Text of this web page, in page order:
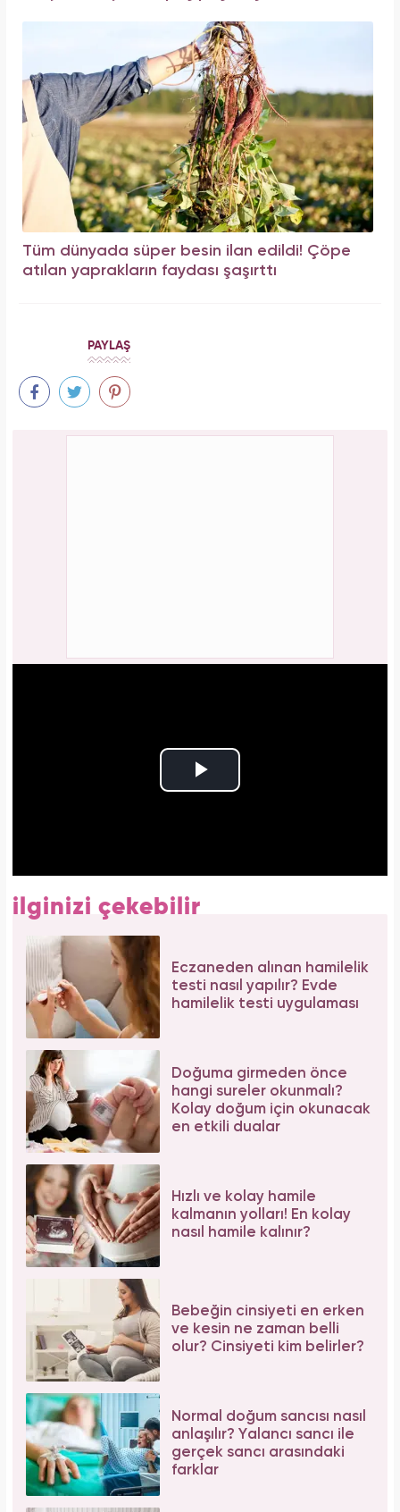
Tüm dünyada süper besin ilan edildi! Çöpe
atılan yaprakların faydası şaşırttı
PAYLAŞ
ilginizi çekebilir
Eczaneden alınan hamilelik
testi nasıl yapılır? Evde
hamilelik testi uygulaması
Doğuma girmeden önce
hangi sureler okunmalı?
Kolay doğum için okunacak
en etkili dualar
Hızlı ve kolay hamile
kalmanın yolları! En kolay
nasıl hamile kalınır?
Bebeğin cinsiyeti en erken
ve kesin ne zaman belli
olur? Cinsiyeti kim belirler?
Normal doğum sancısı nasıl
anlaşılır? Yalancı sancı ile
gerçek sancı arasındaki
farklar